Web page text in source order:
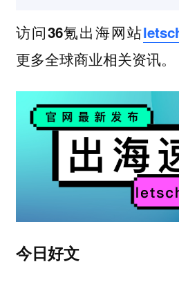
访问36氪出海网站
更多全球商业相关资讯。
今日好文